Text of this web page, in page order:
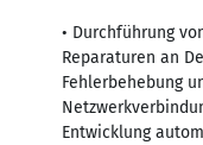
• Durchführung
Reparaturen an
Fehlerbehebung
Entwicklung